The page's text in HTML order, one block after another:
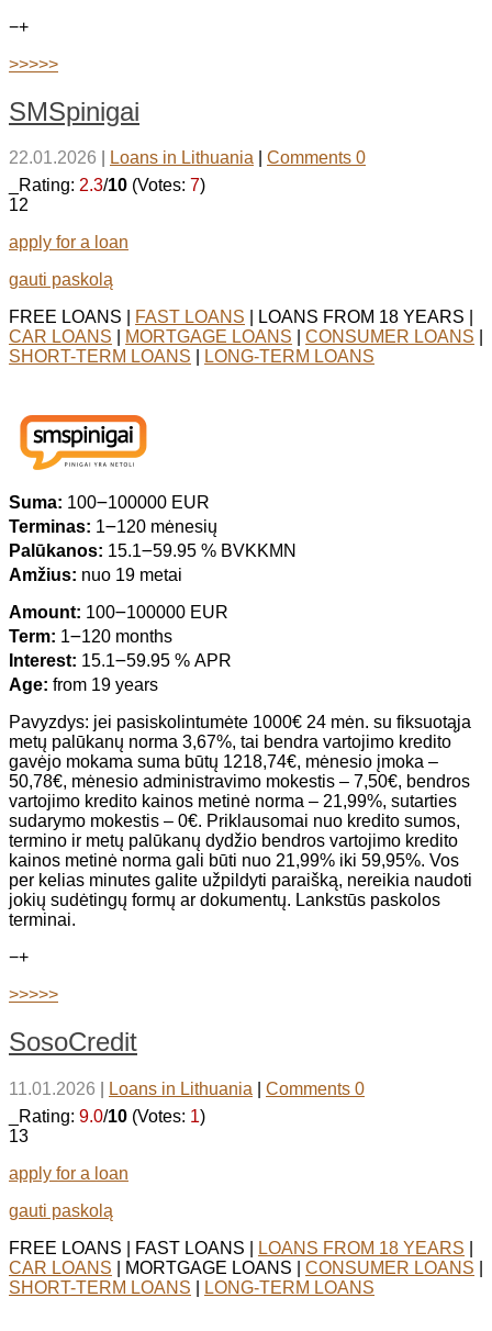
−+
>>>>>
SMSpinigai
22.01.2026 Loans in Lithuania
Comments 0
_Rating: 2.3/10 (Votes: 7)
12
apply for a loan
gauti paskolą
FREE LOANS |
FAST LOANS | LOANS FROM 18 YEARS |
CAR LOANS
MORTGAGE LOANS CONSUMER LOANS
SHORT-TERM LOANS
LONG-TERM LOANS
Suma: 100౼100000 EUR
Terminas: 1౼120 mėnesių
Palūkanos: 15.1౼59.95 % BVKKMN
Amžius: nuo 19 metai
Amount: 100౼100000 EUR
Term: 1౼120 months
Interest: 15.1౼59.95 % APR
Age: from 19 years
Pavyzdys: jei pasiskolintumėte 1000€ 24 mėn. su fiksuotąja
metų palūkanų norma 3,67%, tai bendra vartojimo kredito
gavėjo mokama suma būtų 1218,74€, mėnesio įmoka –
50,78€, mėnesio administravimo mokestis – 7,50€, bendros
vartojimo kredito kainos metinė norma – 21,99%, sutarties
sudarymo mokestis – 0€. Priklausomai nuo kredito sumos,
termino ir metų palūkanų dydžio bendros vartojimo kredito
kainos metinė norma gali būti nuo 21,99% iki 59,95%. Vos
per kelias minutes galite užpildyti paraišką, nereikia naudoti
jokių sudėtingų formų ar dokumentų. Lankstūs paskolos
terminai.
−+
>>>>>
SosoCredit
11.01.2026 Loans in Lithuania
Comments 0
_Rating: 9.0/10 (Votes: 1)
13
apply for a loan
gauti paskolą
FREE LOANS | FAST LOANS |
LOANS FROM 18 YEARS
CAR LOANS | MORTGAGE LOANS | CONSUMER LOANS
SHORT-TERM LOANS
LONG-TERM LOANS